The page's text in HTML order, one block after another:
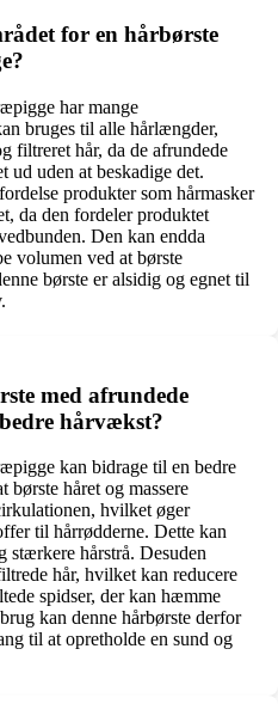
for en hårbørste
har mange
bruges til alle hårlængder,
filtreret hår, da de afrundede
ud uden at beskadige det.
produkter som hårmasker
da den fordeler produktet
Den kan endda
volumen ved at børste
børste er alsidig og egnet til
med afrundede
hårvækst?
kan bidrage til en bedre
børste håret og massere
hvilket øger
til hårrødderne. Dette kan
stærkere hårstrå. Desuden
hår, hvilket kan reducere
spidser, der kan hæmme
kan denne hårbørste derfor
til at opretholde en sund og